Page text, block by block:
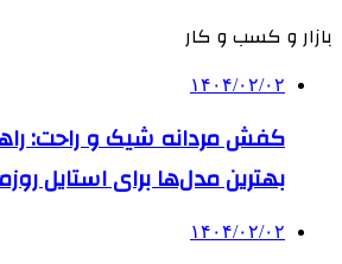
بازار و کسب و کار
۱۴۰۴/۰۲/۰۲
کفش مردانه شیک و راحت:
بهترین مدل‌ها برای استایل
۱۴۰۴/۰۲/۰۲